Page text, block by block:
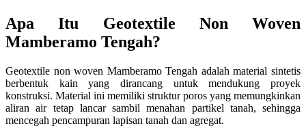
Apa Itu Geotextile Non Woven
Mamberamo Tengah?
Geotextile non woven Mamberamo Tengah adalah material sintetis
berbentuk kain yang dirancang untuk mendukung proyek
konstruksi. Material ini memiliki struktur poros yang memungkinkan
aliran air tetap lancar sambil menahan partikel tanah, sehingga
mencegah pencampuran lapisan tanah dan agregat.